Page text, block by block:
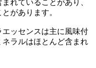
れていることがあり、
があります。
エッセンスは主に風味付
ラルはほとんど含まれ